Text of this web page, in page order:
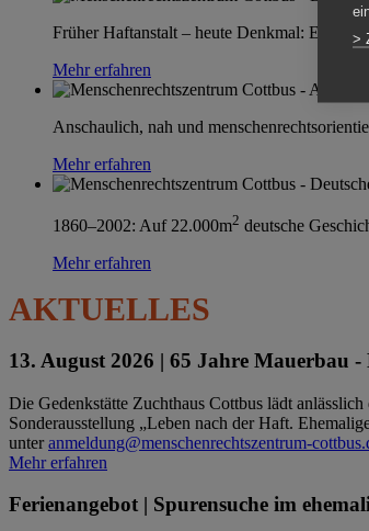
Früher Haftanstalt – heute Denkmal: Einen
Mehr erfahren
Anschaulich, nah und
Mehr erfahren
1860–2002: Auf 22.000m2 deutsche
Mehr erfahren
AKTUELLES
13. August 2026 | 65 Jahre Mauerbau
Die Gedenkstätte Zuchthaus Cottbus lädt
Sonderausstellung „Leben nach der Haft.
unteranmeldung@menschenrechtszentrum-
Mehr erfahren
Ferienangebot | Spurensuche im
>